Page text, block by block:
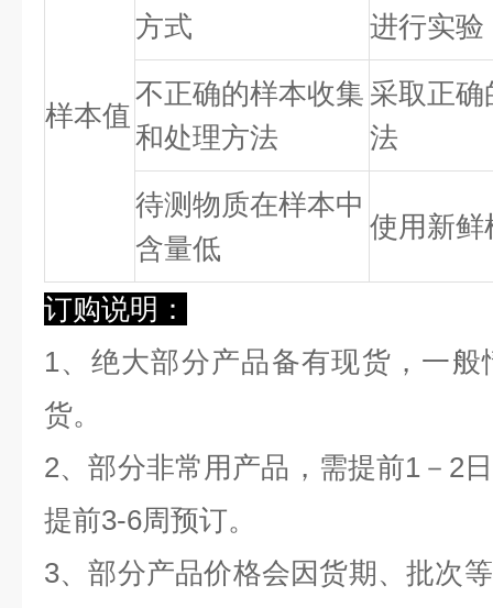
样本值
方式
进行实验
不正确的样本收集
和处理方法
采取正
法
待测物质在样本中
含量低
使用新鲜
订购说明：
1、绝大部分产品备有现货，一
货。
2、部分非常用产品，需提前1－2
提前3-6周预订。
3、部分产品价格会因货期、批次